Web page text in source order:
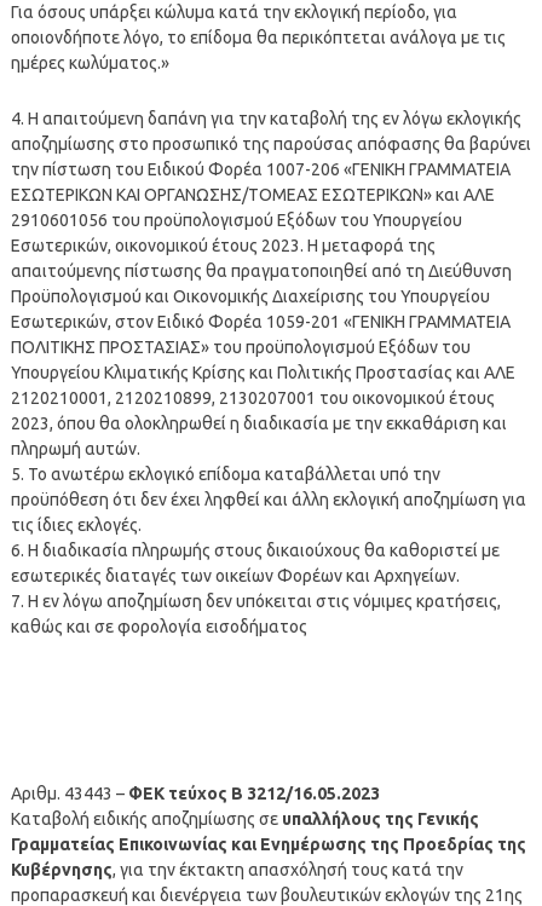
Για όσους υπάρξει κώλυμα κατά την εκλογική περίοδο, για
οποιονδήποτε λόγο, το επίδομα θα περικόπτεται ανάλογα με τις
ημέρες κωλύματος.»
4. Η απαιτούμενη δαπάνη για την καταβολή της εν λόγω εκλογικής
αποζημίωσης στο προσωπικό της παρούσας απόφασης θα βαρύνει
την πίστωση του Ειδικού Φορέα 1007-206 «ΓΕΝΙΚΗ ΓΡΑΜΜΑΤΕΙΑ
ΕΣΩΤΕΡΙΚΩΝ ΚΑΙ ΟΡΓΑΝΩΣΗΣ/ΤΟΜΕΑΣ ΕΣΩΤΕΡΙΚΩΝ» και ΑΛΕ
2910601056 του προϋπολογισμού Εξόδων του Υπουργείου
Εσωτερικών, οικονομικού έτους 2023. Η μεταφορά της
απαιτούμενης πίστωσης θα πραγματοποιηθεί από τη Διεύθυνση
Προϋπολογισμού και Οικονομικής Διαχείρισης του Υπουργείου
Εσωτερικών, στον Ειδικό Φορέα 1059-201 «ΓΕΝΙΚΗ ΓΡΑΜΜΑΤΕΙΑ
ΠΟΛΙΤΙΚΗΣ ΠΡΟΣΤΑΣΙΑΣ» του προϋπολογισμού Εξόδων του
Υπουργείου Κλιματικής Κρίσης και Πολιτικής Προστασίας και ΑΛΕ
2120210001, 2120210899, 2130207001 του οικονομικού έτους
2023, όπου θα ολοκληρωθεί η διαδικασία με την εκκαθάριση και
πληρωμή αυτών.
5. Το ανωτέρω εκλογικό επίδομα καταβάλλεται υπό την
προϋπόθεση ότι δεν έχει ληφθεί και άλλη εκλογική αποζημίωση για
τις ίδιες εκλογές.
6. Η διαδικασία πληρωμής στους δικαιούχους θα καθοριστεί με
εσωτερικές διαταγές των οικείων Φορέων και Αρχηγείων.
7. Η εν λόγω αποζημίωση δεν υπόκειται στις νόμιμες κρατήσεις,
καθώς και σε φορολογία εισοδήματος
Αριθμ. 43443 – ΦΕΚ τεύχος Β 3212/16.05.2023
Καταβολή ειδικής αποζημίωσης σε υπαλλήλους της Γενικής
Γραμματείας Επικοινωνίας και Ενημέρωσης της Προεδρίας της
Κυβέρνησης, για την έκτακτη απασχόλησή τους κατά την
προπαρασκευή και διενέργεια των βουλευτικών εκλογών της 21ης